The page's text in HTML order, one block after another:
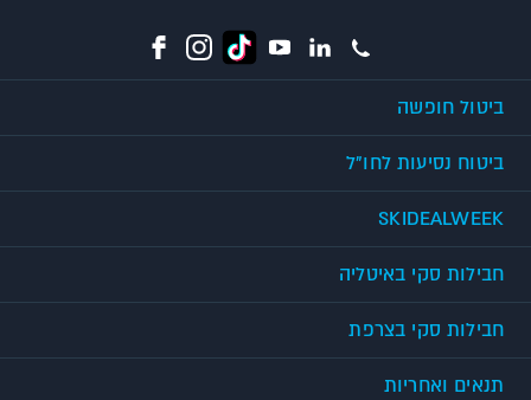
ביטול חופשה
ביטוח נסיעות לחו"ל
SKIDEALWEEK
חבילות סקי באיטליה
חבילות סקי בצרפת
תנאים ואחריות